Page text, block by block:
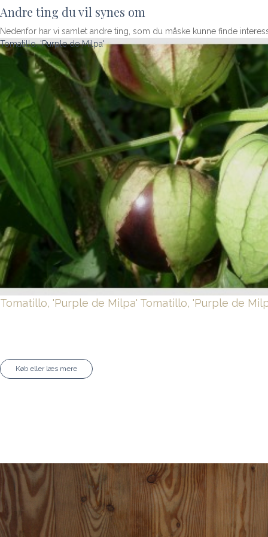
Andre ting du vil synes om
Nedenfor har vi samlet andre ting, som du måske kunne finde
Tomatillo, 'Purple de Milpa'
Tomatillo, 'Purple de Milpa' Tomatillo, 'Purple de
Køb eller læs mere